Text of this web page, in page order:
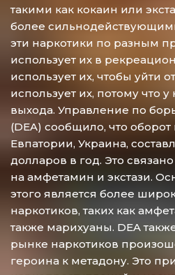
такими как кокаин или
более
эти наркотики по разным
использует их в
использует их, чтобы уйти
использует их, потому что у
выхода. Управление по
(DEA) сообщило, что оборот
Евпатории, Украина,
долларов в год. Это
на амфетамин и экстази.
этого является более
наркотиков, таких как
также марихуаны. DEA
рынке наркотиков
героина к метадону. Это